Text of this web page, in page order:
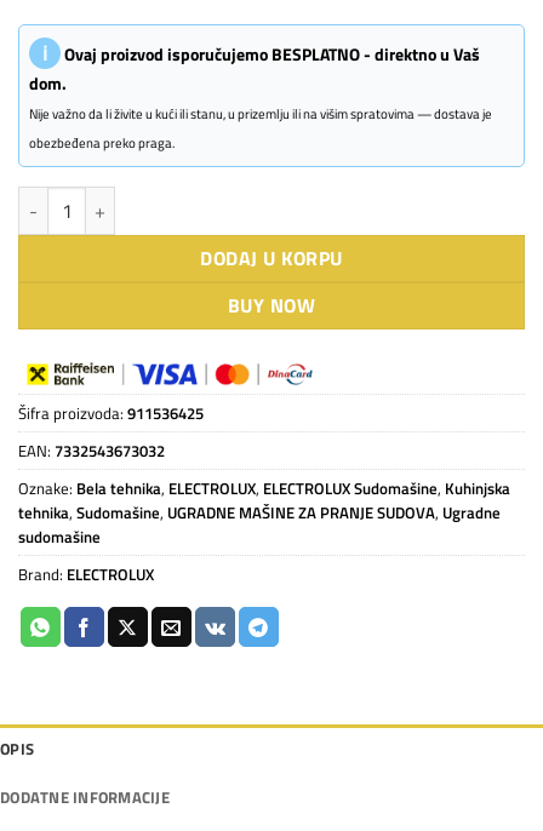
ℹ
Ovaj proizvod isporučujemo BESPLATNO - direktno u Vaš
dom.
Nije važno da li živite u kući ili stanu, u prizemlju ili na višim spratovima — dostava je
obezbeđena preko praga.
Electrolux ugradna sudomašina EES47310L količina
DODAJ U KORPU
BUY NOW
Šifra proizvoda: 911536425
EAN: 7332543673032
Oznake: Bela tehnika, ELECTROLUX, ELECTROLUX Sudomašine, Kuhinjska
tehnika, Sudomašine, UGRADNE MAŠINE ZA PRANJE SUDOVA, Ugradne
sudomašine
Brand: ELECTROLUX
OPIS
DODATNE INFORMACIJE